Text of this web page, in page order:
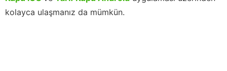
kolayca ulaşmanız da mümkün.